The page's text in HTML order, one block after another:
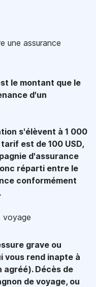
une assurance
le montant que le
d'un
s'élèvent à 1 000
est de 100 USD,
d'assurance
réparti entre le
conformément
voyage
grave ou
vous rend inapte à
agréé). Décès de
de voyage, ou